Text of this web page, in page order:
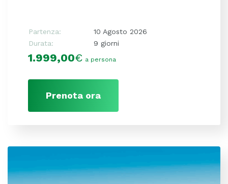
Partenza:
10 Agosto 2026
Durata:
9 giorni
1.999,00€ a persona
Prenota ora